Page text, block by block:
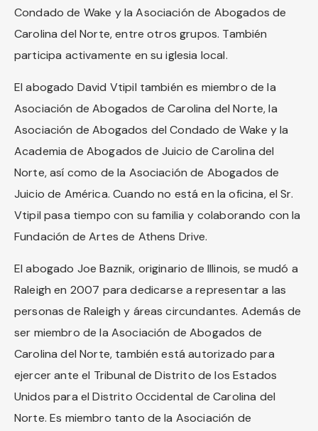
Condado de Wake y la Asociación de Abogados de
Carolina del Norte, entre otros grupos. También
participa activamente en su iglesia local.
El abogado David Vtipil también es miembro de la
Asociación de Abogados de Carolina del Norte, la
Asociación de Abogados del Condado de Wake y la
Academia de Abogados de Juicio de Carolina del
Norte, así como de la Asociación de Abogados de
Juicio de América. Cuando no está en la oficina, el Sr.
Vtipil pasa tiempo con su familia y colaborando con la
Fundación de Artes de Athens Drive.
El abogado Joe Baznik, originario de Illinois, se mudó a
Raleigh en 2007 para dedicarse a representar a las
personas de Raleigh y áreas circundantes. Además de
ser miembro de la Asociación de Abogados de
Carolina del Norte, también está autorizado para
ejercer ante el Tribunal de Distrito de los Estados
Unidos para el Distrito Occidental de Carolina del
Norte. Es miembro tanto de la Asociación de